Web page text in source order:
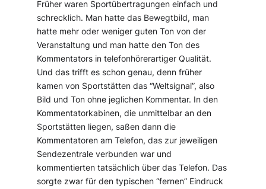
Früher waren Sportübertragungen einfach und
schrecklich. Man hatte das Bewegtbild, man
hatte mehr oder weniger guten Ton von der
Veranstaltung und man hatte den Ton des
Kommentators in telefonhörerartiger Qualität.
Und das trifft es schon genau, denn früher
kamen von Sportstätten das “Weltsignal”, also
Bild und Ton ohne jeglichen Kommentar. In den
Kommentatorkabinen, die unmittelbar an den
Sportstätten liegen, saßen dann die
Kommentatoren am Telefon, das zur jeweiligen
Sendezentrale verbunden war und
kommentierten tatsächlich über das Telefon. Das
sorgte zwar für den typischen “fernen” Eindruck